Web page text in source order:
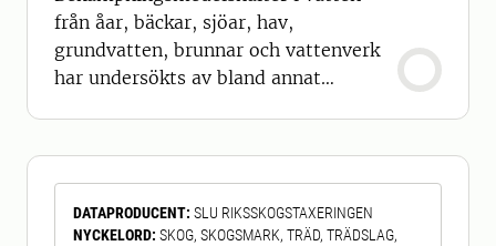
från åar, bäckar, sjöar, hav,
grundvatten, brunnar och vattenverk
har undersökts av bland annat
Den regionala pesticiddatabasen
skapades 1996 för att försöka samla
resultat från all provtagning av
DATAPRODUCENT: SLU RIKSSKOGSTAXERINGEN
NYCKELORD: SKOG, SKOGSMARK, TRÄD, TRÄDSLAG,